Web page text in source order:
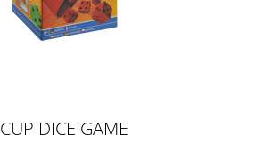
CUP DICE GAME